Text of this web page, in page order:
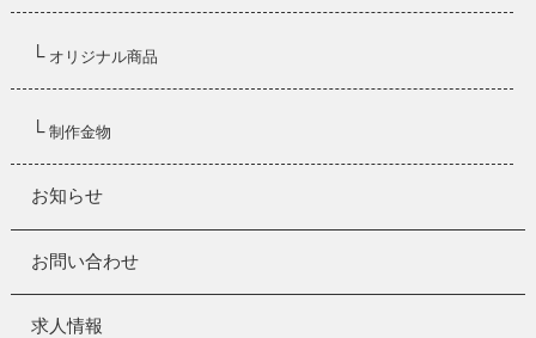
└ オリジナル商品
└ 制作金物
お知らせ
お問い合わせ
求人情報